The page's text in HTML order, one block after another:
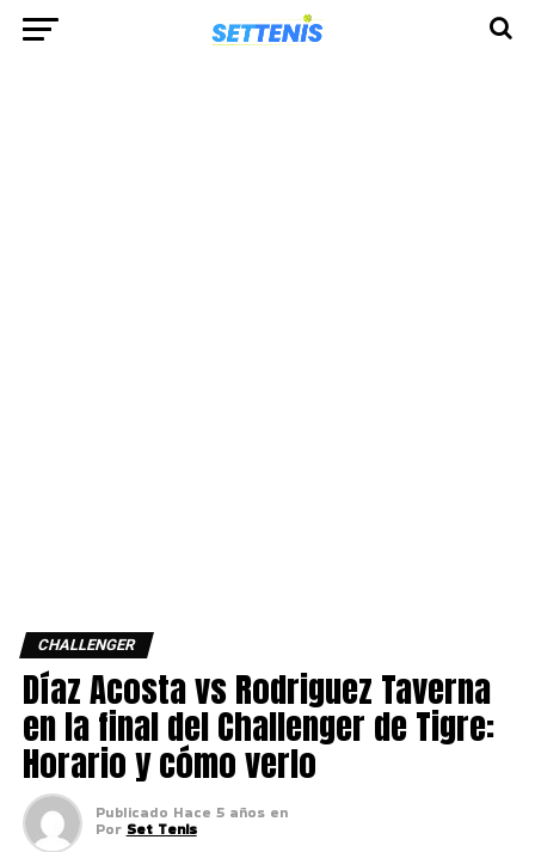
CHALLENGER
Díaz Acosta vs Rodriguez Taverna
en la final del Challenger de Tigre:
Horario y cómo verlo
Publicado Hace 5 años en
Por Set Tenis